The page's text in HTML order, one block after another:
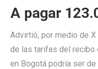
A pagar
Advirtió, por medio de
de las tarifas del recibo
en Bogotá podría ser de